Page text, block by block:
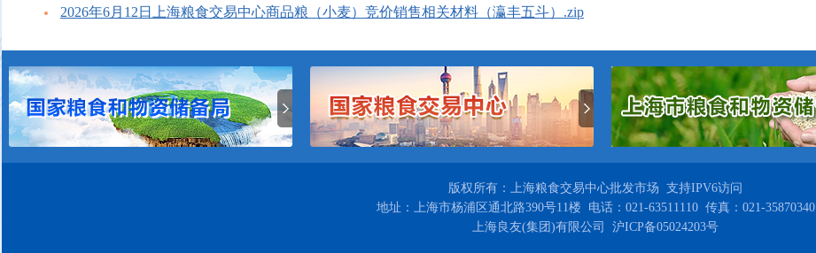
2026年6月12日上海粮食交易中心商品粮（小麦）竞价销售相关材料（瀛丰五斗）.zip
版权所有：上海粮食交易中心批发市场 支持IPV6访问
地址：上海市杨浦区通北路390号11楼 电话：021-63511110 传真：021-35870340
上海良友(集团)有限公司 沪ICP备05024203号